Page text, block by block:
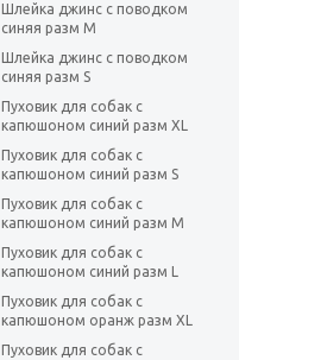
Шлейка джинс с поводком
синяя разм М
Шлейка джинс с поводком
синяя разм S
Пуховик для собак с
капюшоном синий разм XL
Пуховик для собак с
капюшоном синий разм S
Пуховик для собак с
капюшоном синий разм M
Пуховик для собак с
капюшоном синий разм L
Пуховик для собак с
капюшоном оранж разм XL
Пуховик для собак с